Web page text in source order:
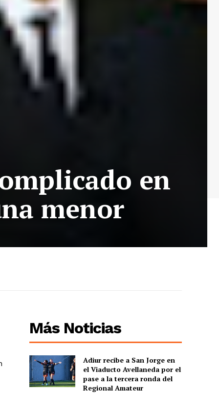
en
menor
Más Noticias
Adiur recibe a San Jorge en
el Viaducto Avellaneda por el
pase a la tercera ronda del
Regional Amateur